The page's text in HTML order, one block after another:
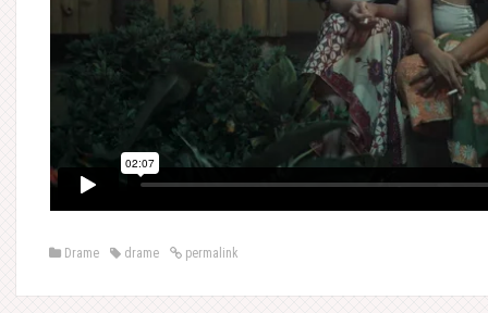
Drame drame permalink